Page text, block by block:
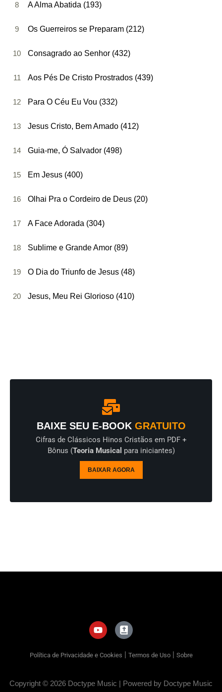
8 A Alma Abatida (193)
9 Os Guerreiros se Preparam (212)
10 Consagrado ao Senhor (432)
11 Aos Pés De Cristo Prostrados (439)
12 Para O Céu Eu Vou (332)
13 Jesus Cristo, Bem Amado (412)
14 Guia-me, Ó Salvador (498)
15 Em Jesus (400)
16 Olhai Pra o Cordeiro de Deus (20)
17 A Face Adorada (304)
18 Sublime e Grande Amor (89)
19 O Dia do Triunfo de Jesus (48)
20 Jesus, Meu Rei Glorioso (410)
BAIXE SEU E-BOOKGRATUITO
Cifras de Clássicos Hinos Cristãos em PDF +
Bônus (Teoria Musical para iniciantes)
BAIXAR AGORA
Política de Privacidade e Cookies Termos de Uso| Sobre
Copyright © 2026 Doctype Music | Powered by Doctype Music